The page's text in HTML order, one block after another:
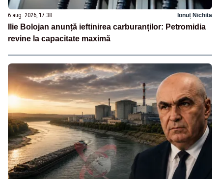
6 aug. 2026, 17:38 Ionuț Nichita
Ilie Bolojan anunță ieftinirea carburanților: Petromidia
revine la capacitate maximă